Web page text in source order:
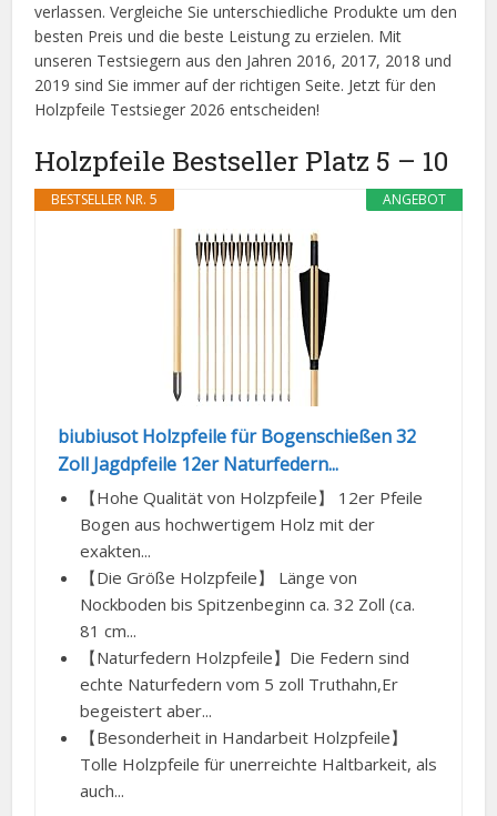
verlassen. Vergleiche Sie unterschiedliche Produkte um den
besten Preis und die beste Leistung zu erzielen. Mit
unseren Testsiegern aus den Jahren 2016, 2017, 2018 und
2019 sind Sie immer auf der richtigen Seite. Jetzt für den
Holzpfeile Testsieger 2026 entscheiden!
Holzpfeile Bestseller Platz 5 – 10
ANGEBOT
BESTSELLER NR. 5
biubiusot Holzpfeile für Bogenschießen 32
Zoll Jagdpfeile 12er Naturfedern...
【Hohe Qualität von Holzpfeile】 12er Pfeile
Bogen aus hochwertigem Holz mit der
exakten...
【Die Größe Holzpfeile】 Länge von
Nockboden bis Spitzenbeginn ca. 32 Zoll (ca.
81 cm...
【Naturfedern Holzpfeile】Die Federn sind
echte Naturfedern vom 5 zoll Truthahn,Er
begeistert aber...
【Besonderheit in Handarbeit Holzpfeile】
Tolle Holzpfeile für unerreichte Haltbarkeit, als
auch...